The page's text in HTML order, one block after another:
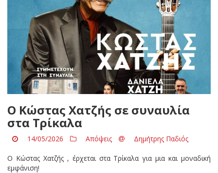
Ο Κώστας Χατζής σε συναυλία
στα Τρίκαλα
14/05/2026 Απόψεις Δημήτρης Παδιός
Ο Κώστας Χατζής , έρχεται στα Τρίκαλα για μια και μοναδική
εμφάνιση!